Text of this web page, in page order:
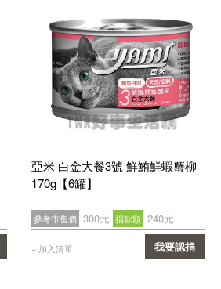
亞米 白金大餐3號 鮮鮪鮮蝦蟹柳
170g【6罐】
參考市售價 300元 捐款額 240元
+ 加入清單 我要認捐